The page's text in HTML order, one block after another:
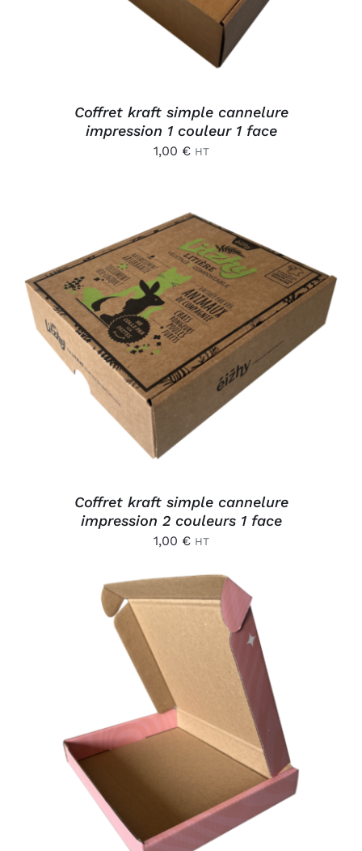
Coffret kraft simple cannelure
impression 1 couleur 1 face
1,00 € HT
AJOUTER AU PANIER
/
DÉTAILS
Coffret kraft simple cannelure
impression 2 couleurs 1 face
1,00 € HT
AJOUTER AU PANIER
DÉTAILS